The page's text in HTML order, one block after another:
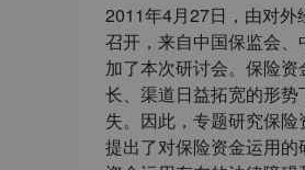
2011年4月27日，由对外
召开，来自中国保监会
加了本次研讨会。保险
长、渠道日益拓宽的形
失。因此，专题研究保
提出了对保险资金运用